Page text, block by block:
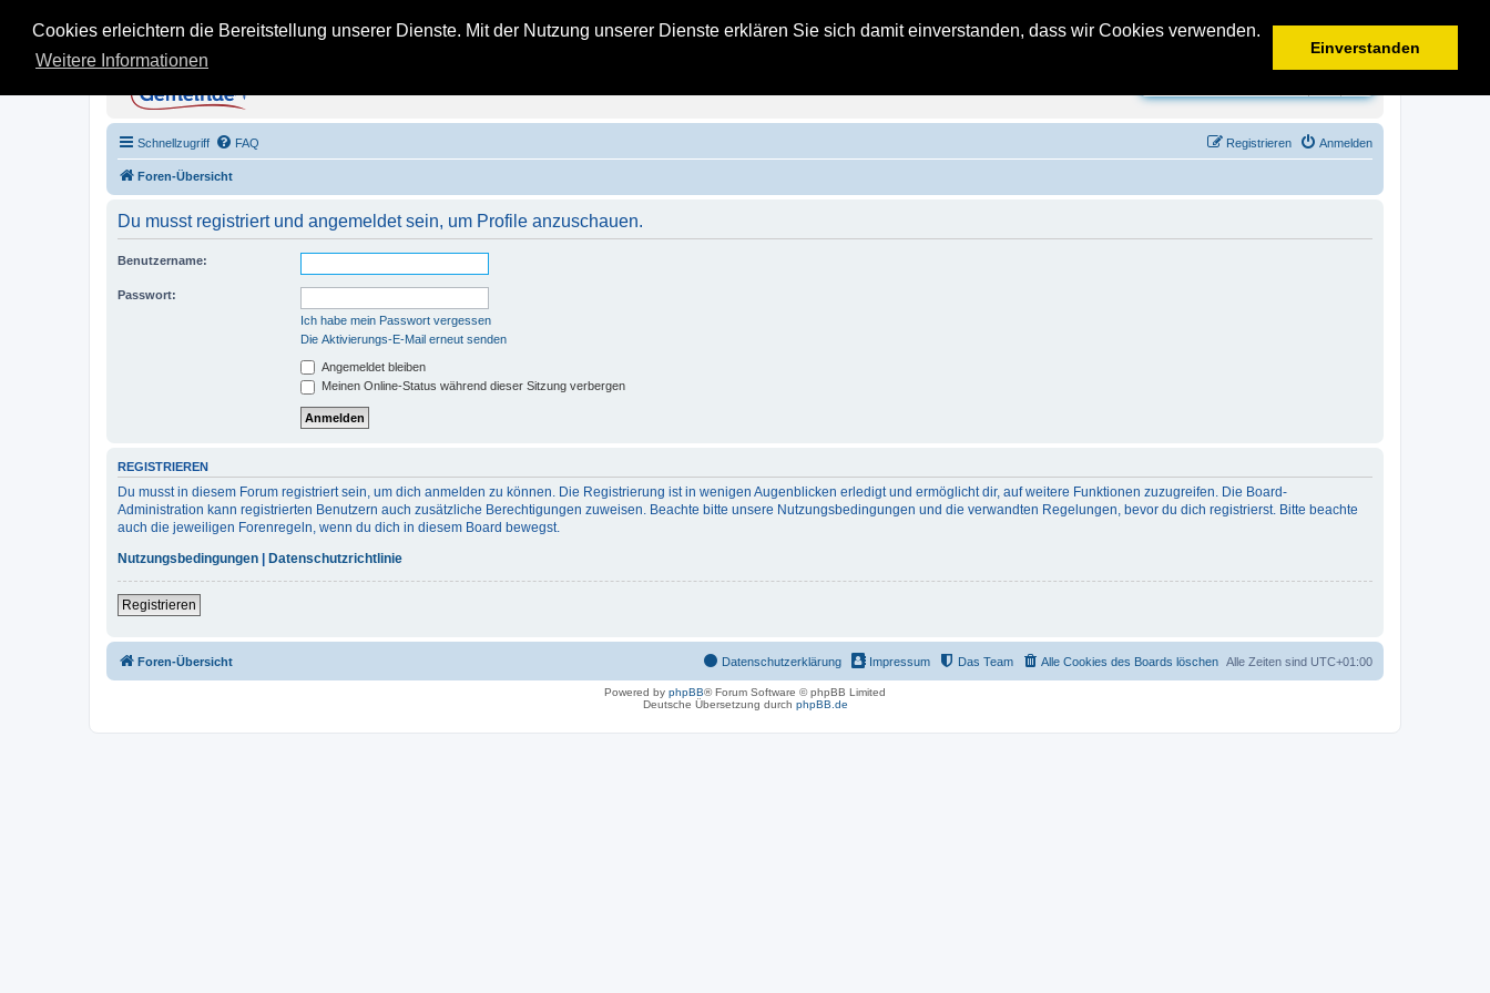
Cookies erleichtern die Bereitstellung unserer Dienste. Mit der Nutzung unserer Dienste erklären Sie sich damit einverstanden, dass wir Cookies verwenden.
Weitere Informationen
Einverstanden
Schnellzugriff FAQ Anmelden
Registrieren
Foren-Übersicht
Du musst registriert und angemeldet sein, um Profile anzuschauen.
Benutzername:
Passwort:
Ich habe mein Passwort vergessen
Die Aktivierungs-E-Mail erneut senden
Angemeldet bleiben
Meinen Online-Status während dieser Sitzung verbergen
REGISTRIEREN
Du musst in diesem Forum registriert sein, um dich anmelden zu können. Die Registrierung ist in wenigen Augenblicken erledigt und ermöglicht dir, auf weitere Funktionen zuzugreifen. Die Board-
Administration kann registrierten Benutzern auch zusätzliche Berechtigungen zuweisen. Beachte bitte unsere Nutzungsbedingungen und die verwandten Regelungen, bevor du dich registrierst. Bitte beachte
auch die jeweiligen Forenregeln, wenn du dich in diesem Board bewegst.
Nutzungsbedingungen
Datenschutzrichtlinie
Registrieren
Foren-Übersicht Alle Zeiten sind UTC+01:00
Alle Cookies des Boards löschen
Das Team
Impressum
Datenschutzerklärung
Powered by phpBB® Forum Software © phpBB Limited
Deutsche Übersetzung durch phpBB.de